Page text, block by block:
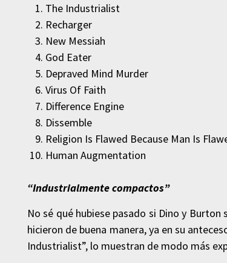
The Industrialist
Recharger
New Messiah
God Eater
Depraved Mind Murder
Virus Of Faith
Difference Engine
Dissemble
Religion Is Flawed Because Man Is
Human Augmentation
“Industrialmente compactos”
No sé qué hubiese pasado si Dino y
hicieron de buena manera, ya en su
Industrialist”, lo muestran de modo más